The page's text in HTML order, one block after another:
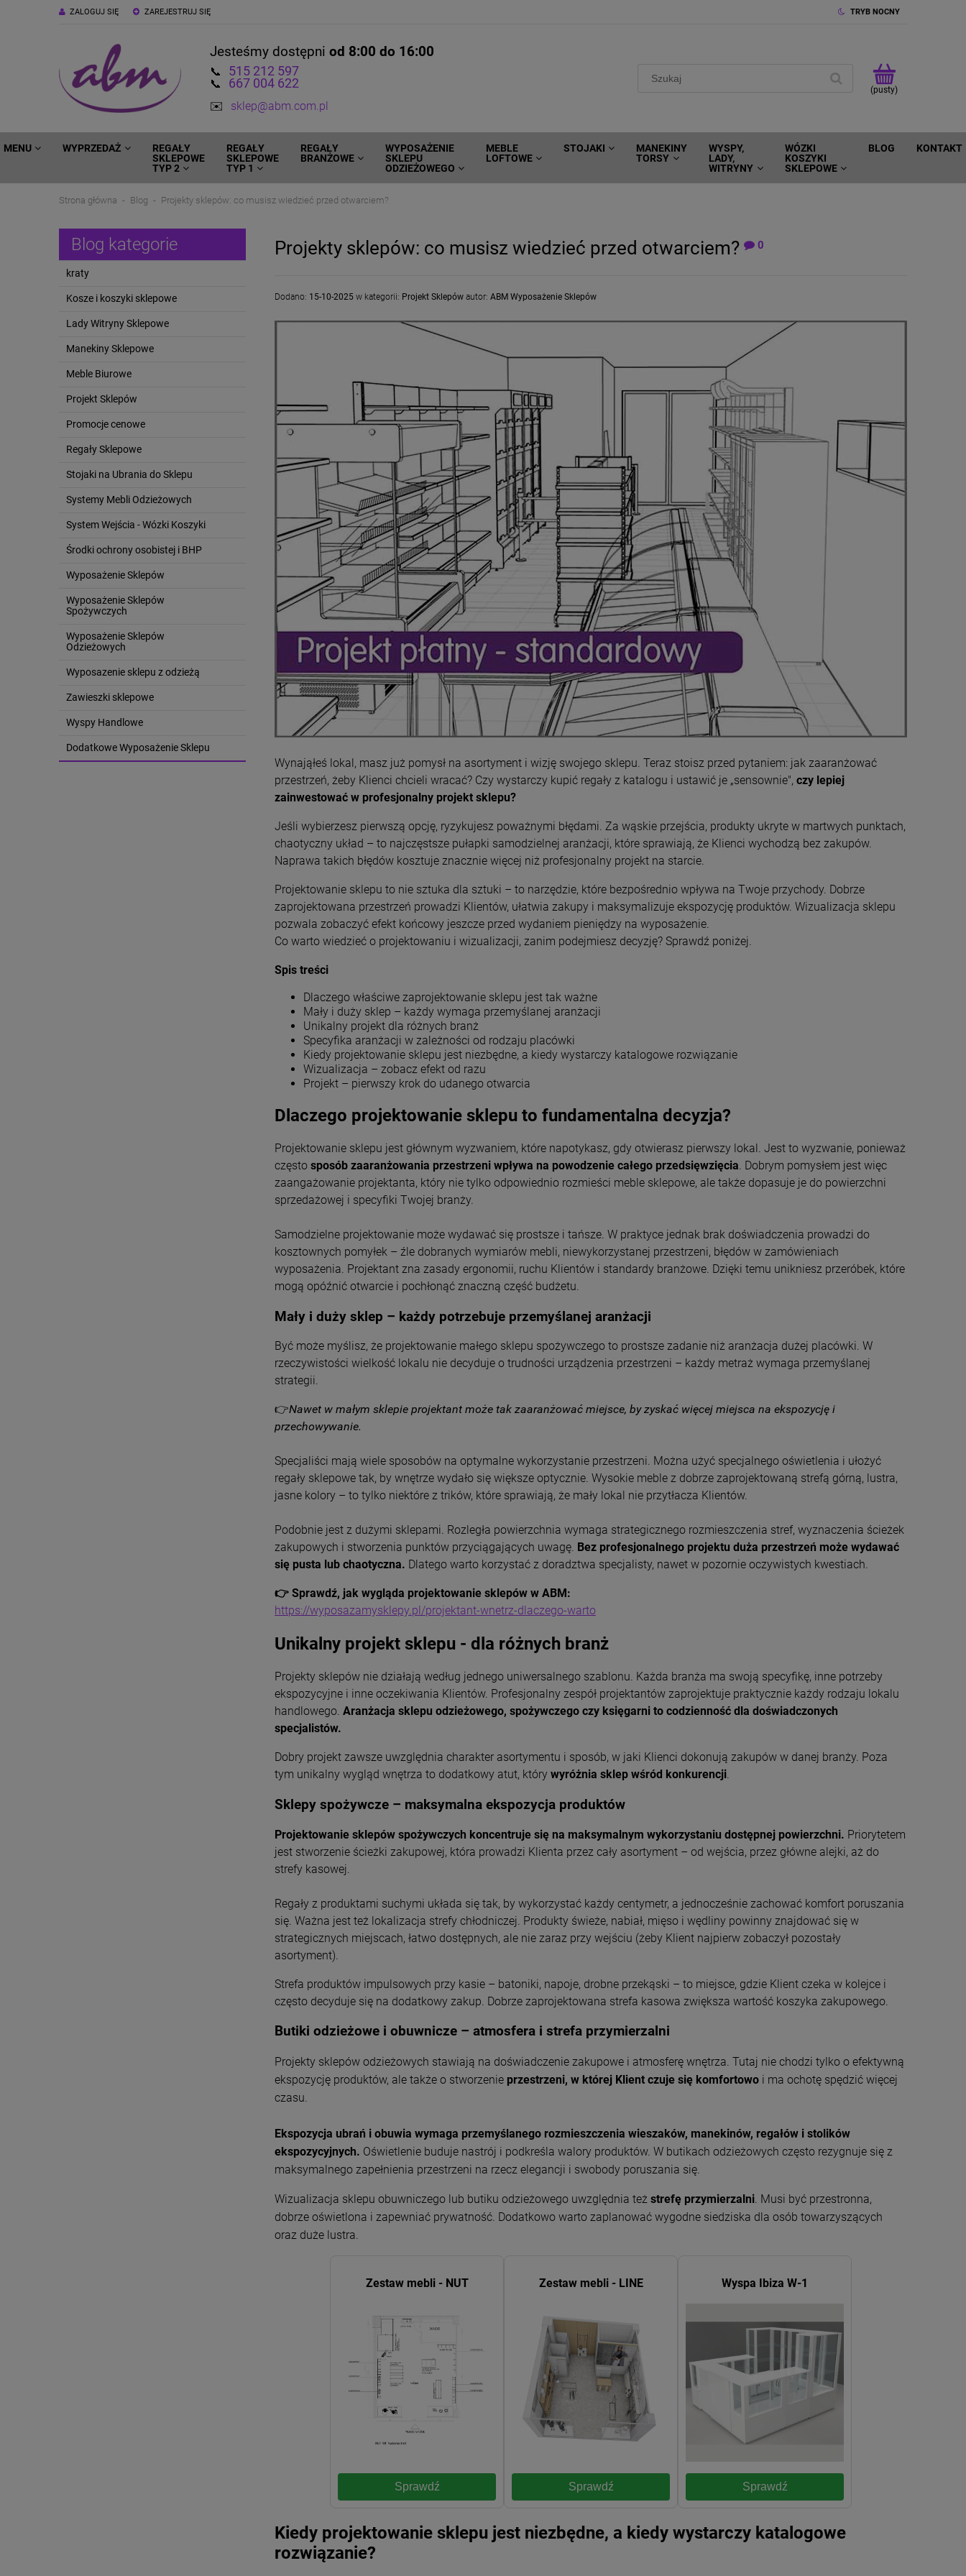
ZAREJESTRUJ SIĘ
ZALOGUJ SIĘ TRYB NOCNY
Jesteśmy dostępni od 8:00 do 16:00
📞 515 212 597
📞 667 004 622
✉️ sklep@abm.com.pl
(pusty)
MENU WYPRZEDAŻ
REGAŁY
SKLEPOWE
TYP 2
REGAŁY
SKLEPOWE
TYP 1
REGAŁY
BRANŻOWE
WYPOSAŻENIE
SKLEPU
ODZIEŻOWEGO
MEBLE
LOFTOWE
STOJAKI
MANEKINY
TORSY
WYSPY,
LADY,
WITRYNY
WÓZKI
KOSZYKI
SKLEPOWE
BLOG KONTAKT
Strona główna Blog Projekty sklepów: co musisz wiedzieć przed otwarciem?
Blog kategorie
kraty
Kosze i koszyki sklepowe
Lady Witryny Sklepowe
Manekiny Sklepowe
Meble Biurowe
Projekt Sklepów
Promocje cenowe
Regały Sklepowe
Stojaki na Ubrania do Sklepu
Systemy Mebli Odzieżowych
System Wejścia - Wózki Koszyki
Środki ochrony osobistej i BHP
Wyposażenie Sklepów
Wyposażenie Sklepów
Spożywczych
Wyposażenie Sklepów
Odzieżowych
Wyposazenie sklepu z odzieżą
Zawieszki sklepowe
Wyspy Handlowe
Dodatkowe Wyposażenie Sklepu
Projekty sklepów: co musisz wiedzieć przed otwarciem? 0
Dodano: 15-10-2025 w kategorii: Projekt Sklepów autor: ABM Wyposażenie Sklepów
Wynająłeś lokal, masz już pomysł na asortyment i wizję swojego sklepu. Teraz stoisz przed pytaniem: jak zaaranżować
przestrzeń, żeby Klienci chcieli wracać? Czy wystarczy kupić regały z katalogu i ustawić je „sensownie", czy lepiej
zainwestować w profesjonalny projekt sklepu?
Jeśli wybierzesz pierwszą opcję, ryzykujesz poważnymi błędami. Za wąskie przejścia, produkty ukryte w martwych punktach,
chaotyczny układ – to najczęstsze pułapki samodzielnej aranżacji, które sprawiają, że Klienci wychodzą bez zakupów.
Naprawa takich błędów kosztuje znacznie więcej niż profesjonalny projekt na starcie.
Projektowanie sklepu to nie sztuka dla sztuki – to narzędzie, które bezpośrednio wpływa na Twoje przychody. Dobrze
zaprojektowana przestrzeń prowadzi Klientów, ułatwia zakupy i maksymalizuje ekspozycję produktów. Wizualizacja sklepu
pozwala zobaczyć efekt końcowy jeszcze przed wydaniem pieniędzy na wyposażenie.
Co warto wiedzieć o projektowaniu i wizualizacji, zanim podejmiesz decyzję? Sprawdź poniżej.
Spis treści
Dlaczego właściwe zaprojektowanie sklepu jest tak ważne
Mały i duży sklep – każdy wymaga przemyślanej aranżacji
Unikalny projekt dla różnych branż
Specyfika aranżacji w zależności od rodzaju placówki
Kiedy projektowanie sklepu jest niezbędne, a kiedy wystarczy katalogowe rozwiązanie
Wizualizacja – zobacz efekt od razu
Projekt – pierwszy krok do udanego otwarcia
Dlaczego projektowanie sklepu to fundamentalna decyzja?
Projektowanie sklepu jest głównym wyzwaniem, które napotykasz, gdy otwierasz pierwszy lokal. Jest to wyzwanie, ponieważ
często sposób zaaranżowania przestrzeni wpływa na powodzenie całego przedsięwzięcia. Dobrym pomysłem jest więc
zaangażowanie projektanta, który nie tylko odpowiednio rozmieści meble sklepowe, ale także dopasuje je do powierzchni
sprzedażowej i specyfiki Twojej branży.
Samodzielne projektowanie może wydawać się prostsze i tańsze. W praktyce jednak brak doświadczenia prowadzi do
kosztownych pomyłek – źle dobranych wymiarów mebli, niewykorzystanej przestrzeni, błędów w zamówieniach
wyposażenia. Projektant zna zasady ergonomii, ruchu Klientów i standardy branżowe. Dzięki temu unikniesz przeróbek, które
mogą opóźnić otwarcie i pochłonąć znaczną część budżetu.
Mały i duży sklep – każdy potrzebuje przemyślanej aranżacji
Być może myślisz, że projektowanie małego sklepu spożywczego to prostsze zadanie niż aranżacja dużej placówki. W
rzeczywistości wielkość lokalu nie decyduje o trudności urządzenia przestrzeni – każdy metraż wymaga przemyślanej
strategii.
👉Nawet w małym sklepie projektant może tak zaaranżować miejsce, by zyskać więcej miejsca na ekspozycję i
przechowywanie.
Specjaliści mają wiele sposobów na optymalne wykorzystanie przestrzeni. Można użyć specjalnego oświetlenia i ułożyć
regały sklepowe tak, by wnętrze wydało się większe optycznie. Wysokie meble z dobrze zaprojektowaną strefą górną, lustra,
jasne kolory – to tylko niektóre z trików, które sprawiają, że mały lokal nie przytłacza Klientów.
Podobnie jest z dużymi sklepami. Rozległa powierzchnia wymaga strategicznego rozmieszczenia stref, wyznaczenia ścieżek
zakupowych i stworzenia punktów przyciągających uwagę. Bez profesjonalnego projektu duża przestrzeń może wydawać
się pusta lub chaotyczna. Dlatego warto korzystać z doradztwa specjalisty, nawet w pozornie oczywistych kwestiach.
👉 Sprawdź, jak wygląda projektowanie sklepów w ABM:
https://wyposazamysklepy.pl/projektant-wnetrz-dlaczego-warto
Unikalny projekt sklepu - dla różnych branż
Projekty sklepów nie działają według jednego uniwersalnego szablonu. Każda branża ma swoją specyfikę, inne potrzeby
ekspozycyjne i inne oczekiwania Klientów. Profesjonalny zespół projektantów zaprojektuje praktycznie każdy rodzaju lokalu
handlowego. Aranżacja sklepu odzieżowego, spożywczego czy księgarni to codzienność dla doświadczonych
specjalistów.
Dobry projekt zawsze uwzględnia charakter asortymentu i sposób, w jaki Klienci dokonują zakupów w danej branży. Poza
tym unikalny wygląd wnętrza to dodatkowy atut, który wyróżnia sklep wśród konkurencji.
Sklepy spożywcze – maksymalna ekspozycja produktów
Projektowanie sklepów spożywczych koncentruje się na maksymalnym wykorzystaniu dostępnej powierzchni. Priorytetem
jest stworzenie ścieżki zakupowej, która prowadzi Klienta przez cały asortyment – od wejścia, przez główne alejki, aż do
strefy kasowej.
Regały z produktami suchymi układa się tak, by wykorzystać każdy centymetr, a jednocześnie zachować komfort poruszania
się. Ważna jest też lokalizacja strefy chłodniczej. Produkty świeże, nabiał, mięso i wędliny powinny znajdować się w
strategicznych miejscach, łatwo dostępnych, ale nie zaraz przy wejściu (żeby Klient najpierw zobaczył pozostały
asortyment).
Strefa produktów impulsowych przy kasie – batoniki, napoje, drobne przekąski – to miejsce, gdzie Klient czeka w kolejce i
często decyduje się na dodatkowy zakup. Dobrze zaprojektowana strefa kasowa zwiększa wartość koszyka zakupowego.
Butiki odzieżowe i obuwnicze – atmosfera i strefa przymierzalni
Projekty sklepów odzieżowych stawiają na doświadczenie zakupowe i atmosferę wnętrza. Tutaj nie chodzi tylko o efektywną
ekspozycję produktów, ale także o stworzenie przestrzeni, w której Klient czuje się komfortowo i ma ochotę spędzić więcej
czasu.
Ekspozycja ubrań i obuwia wymaga przemyślanego rozmieszczenia wieszaków, manekinów, regałów i stolików
ekspozycyjnych. Oświetlenie buduje nastrój i podkreśla walory produktów. W butikach odzieżowych często rezygnuje się z
maksymalnego zapełnienia przestrzeni na rzecz elegancji i swobody poruszania się.
Wizualizacja sklepu obuwniczego lub butiku odzieżowego uwzględnia też strefę przymierzalni. Musi być przestronna,
dobrze oświetlona i zapewniać prywatność. Dodatkowo warto zaplanować wygodne siedziska dla osób towarzyszących
oraz duże lustra.
Zestaw mebli - NUT
Sprawdź
Zestaw mebli - LINE
Sprawdź
Wyspa Ibiza W-1
Sprawdź
Kiedy projektowanie sklepu jest niezbędne, a kiedy wystarczy katalogowe
rozwiązanie?